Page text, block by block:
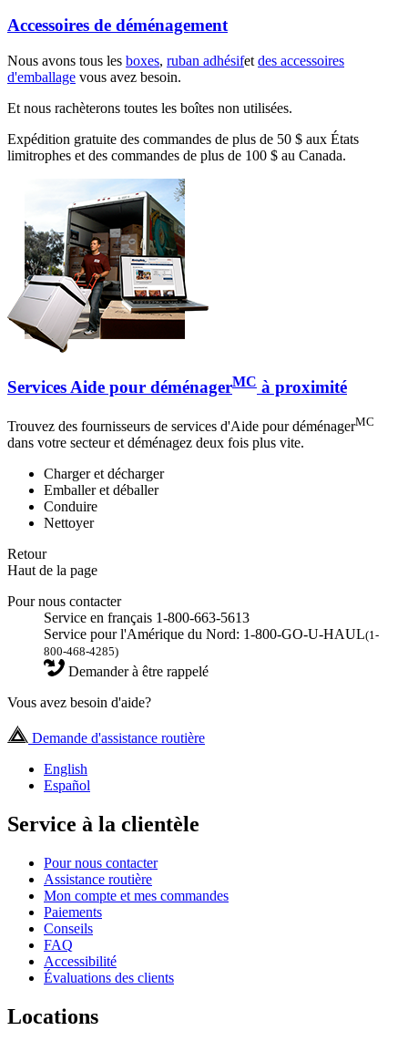
Accessoires de déménagement
Nous avons tous les boxes, ruban adhésifet des accessoires
d'emballage vous avez besoin.
Et nous rachèterons toutes les boîtes non utilisées.
Expédition gratuite des commandes de plus de 50 $ aux États
limitrophes et des commandes de plus de 100 $ au Canada.
Services Aide pour déménagerMC à proximité
Trouvez des fournisseurs de services d'Aide pour déménagerMC
dans votre secteur et déménagez deux fois plus vite.
Charger et décharger
Emballer et déballer
Conduire
Nettoyer
Retour
Haut de la page
Pour nous contacter
Service en français 1-800-663-5613
Service pour l'Amérique du Nord: 1-800-GO-U-HAUL(1-
800-468-4285)
Demander à être rappelé
Vous avez besoin d'aide?
Demande d'assistance routière
English
Español
Service à la clientèle
Pour nous contacter
Assistance routière
Mon compte et mes commandes
Paiements
Conseils
FAQ
Accessibilité
Évaluations des clients
Locations